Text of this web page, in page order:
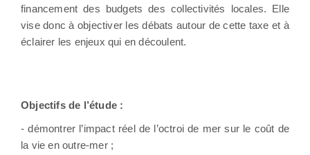
financement des budgets des collectivités locales. Elle
vise donc à objectiver les débats autour de cette taxe et à
éclairer les enjeux qui en découlent.
Objectifs de l’étude :
- démontrer l’impact réel de l’octroi de mer sur le coût de
la vie en outre-mer ;